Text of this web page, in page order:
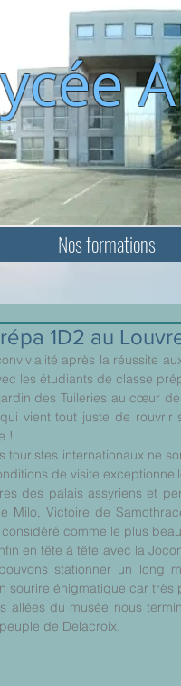
Nos formations
1D2 au
après la réussite
les étudiants de classe
des Tuileries au cœur
vient tout juste de
!
touristes internationaux ne
de visite
des palais assyriens et
Milo, Victoire de
comme le plus
en tête à tête avec la
stationner un long
sourire énigmatique car très
allées du musée nous
de Delacroix.